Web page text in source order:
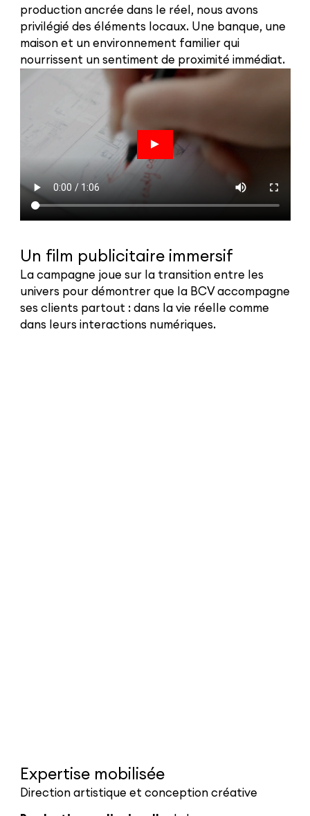
production ancrée dans le réel, nous avons
privilégié des éléments locaux. Une banque, une
maison et un environnement familier qui
nourrissent un sentiment de proximité immédiat.
Un film publicitaire immersif
La campagne joue sur la transition entre les
univers pour démontrer que la BCV accompagne
ses clients partout : dans la vie réelle comme
dans leurs interactions numériques.
Expertise mobilisée
Direction artistique et conception créative